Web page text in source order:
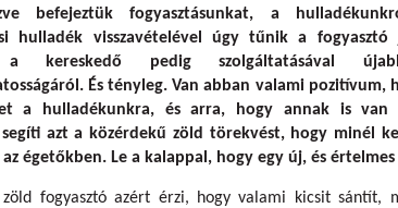
befejeztük fogyasztásunkat, a
hulladék visszavételével úgy tűnik a
a kereskedő pedig szolgáltatásával
És tényleg. Van abban valami
a hulladékunkra, és arra, hogy annak is van
azt a közérdekű zöld törekvést, hogy minél
az égetőkben. Le a kalappal, hogy egy új, és
fogyasztó azért érzi, hogy valami kicsit sántít,